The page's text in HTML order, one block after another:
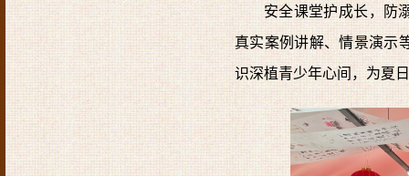
安全课堂护成长，防
真实案例讲解、情景演示
识深植青少年心间，为夏